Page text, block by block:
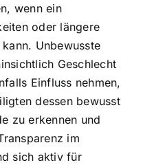
wenn ein
oder längere
Unbewusste
Geschlecht
Einfluss nehmen,
dessen bewusst
zu erkennen und
im
sich aktiv für